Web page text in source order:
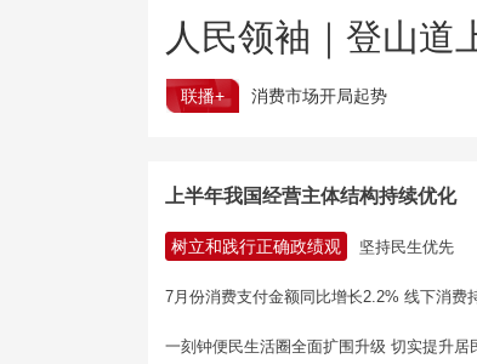
人民领袖｜登山道
联播+ 消费市场开局起势
上半年我国经营主体结构持续优化
树立和践行正确政绩观 坚持民生优先
7月份消费支付金额同比增长2.2% 线下消费
一刻钟便民生活圈全面扩围升级 切实提升居